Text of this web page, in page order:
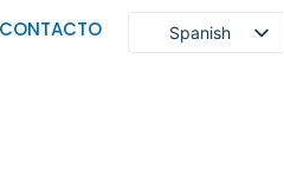
CONTACTO
Spanish